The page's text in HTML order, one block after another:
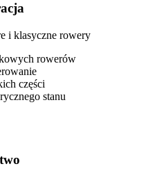
i klasyczne rowery
rowerów
części
stanu